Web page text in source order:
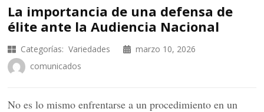
La importancia de una defensa de
élite ante la Audiencia Nacional
Categorías: Variedades
marzo 10, 2026
comunicados
No es lo mismo enfrentarse a un procedimiento en un